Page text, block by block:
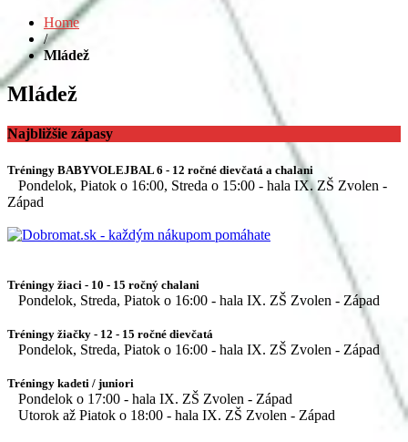
Home
/
Mládež
Mládež
Najbližšie zápasy
Tréningy BABYVOLEJBAL 6 - 12 ročné dievčatá a chalani
Pondelok, Piatok o 16:00, Streda o 15:00 - hala IX. ZŠ Zvolen -
Západ
Tréningy žiaci - 10 - 15 ročný chalani
Pondelok, Streda, Piatok o 16:00 - hala IX. ZŠ Zvolen - Západ
Tréningy žiačky - 12 - 15 ročné dievčatá
Pondelok, Streda, Piatok o 16:00 - hala IX. ZŠ Zvolen - Západ
Tréningy kadeti / juniori
Pondelok o 17:00 - hala IX. ZŠ Zvolen - Západ
Utorok až Piatok o 18:00 - hala IX. ZŠ Zvolen - Západ